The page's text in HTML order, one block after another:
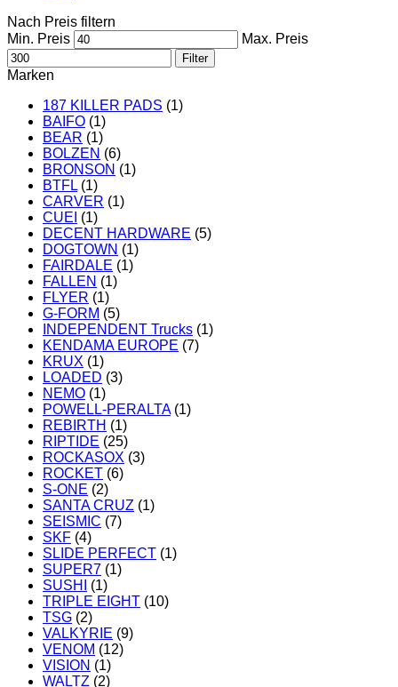
Nach Preis filtern
Min. Preis
Max. Preis
Filter
Marken
187 KILLER PADS (1)
BAIFO (1)
BEAR (1)
BOLZEN (6)
BRONSON (1)
BTFL (1)
CARVER (1)
CUEI (1)
DECENT HARDWARE (5)
DOGTOWN (1)
FAIRDALE (1)
FALLEN (1)
FLYER (1)
G-FORM (5)
INDEPENDENT Trucks (1)
KENDAMA EUROPE (7)
KRUX (1)
LOADED (3)
NEMO (1)
POWELL-PERALTA (1)
REBIRTH (1)
RIPTIDE (25)
ROCKASOX (3)
ROCKET (6)
S-ONE (2)
SANTA CRUZ (1)
SEISMIC (7)
SKF (4)
SLIDE PERFECT (1)
SUPER7 (1)
SUSHI
(1)
TRIPLE EIGHT (10)
TSG (2)
VALKYRIE (9)
VENOM (12)
VISION (1)
WALTZ (2)